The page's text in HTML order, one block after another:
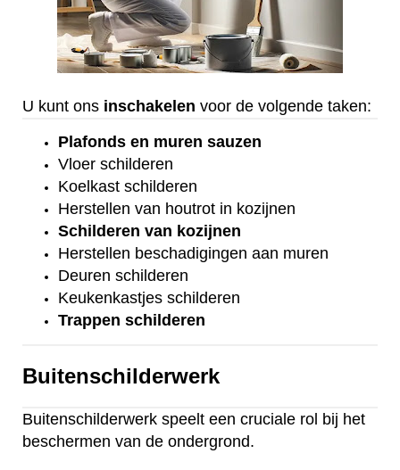
U kunt ons inschakelen voor de volgende taken:
Plafonds en muren sauzen
Vloer schilderen
Koelkast schilderen
Herstellen van houtrot in kozijnen
Schilderen van kozijnen
Herstellen beschadigingen aan muren
Deuren schilderen
Keukenkastjes schilderen
Trappen schilderen
Buitenschilderwerk
Buitenschilderwerk speelt een cruciale rol bij het
beschermen van de ondergrond.